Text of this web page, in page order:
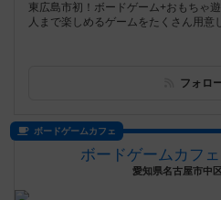
東広島市初！ボードゲーム+おもちゃ
人まで楽しめるゲームをたくさん用意
フォロ
ボードゲームカフェ
ボードゲームカフ
愛知県名古屋市中